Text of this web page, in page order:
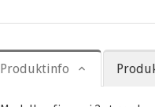
Produktinfo